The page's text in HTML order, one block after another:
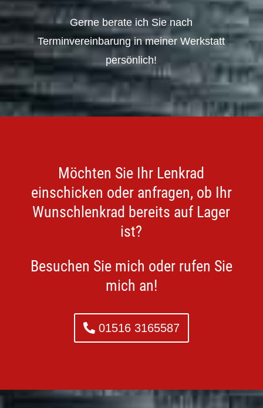
Gerne berate ich Sie nach
Terminvereinbarung in meiner Werkstatt
persönlich!
Möchten Sie Ihr Lenkrad
einschicken oder anfragen, ob Ihr
Wunschlenkrad bereits auf Lager
ist?
Besuchen Sie mich oder rufen Sie
mich an!
01516 3165587